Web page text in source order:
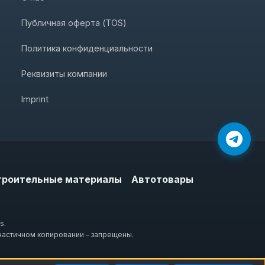
Публичная оферта (TOS)
Политика конфиденциальности
Реквизиты компании
Imprint
материалы Автотовары
копировании – запрещены.